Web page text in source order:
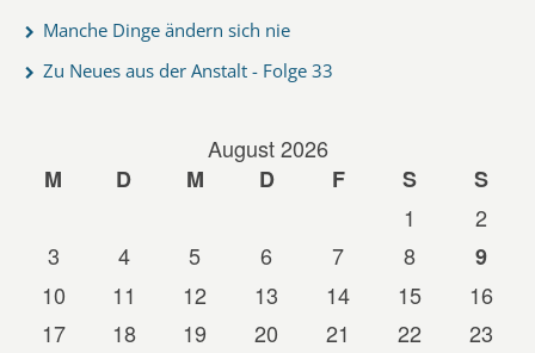
Manche Dinge ändern sich nie
Zu Neues aus der Anstalt - Folge 33
August 2026
M
D M D F S
S
1
2
3
4 5 6 7 8
9
10
11 12 13 14 15
16
17
18 19 20 21 22
23